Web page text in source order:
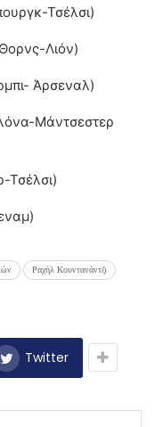
Τσέλσι)
Λιόν)
Άρσεναλ)
Μάντσεστερ
Τσέλσι)
Ραχήλ Κουντανάντζι
Twitter